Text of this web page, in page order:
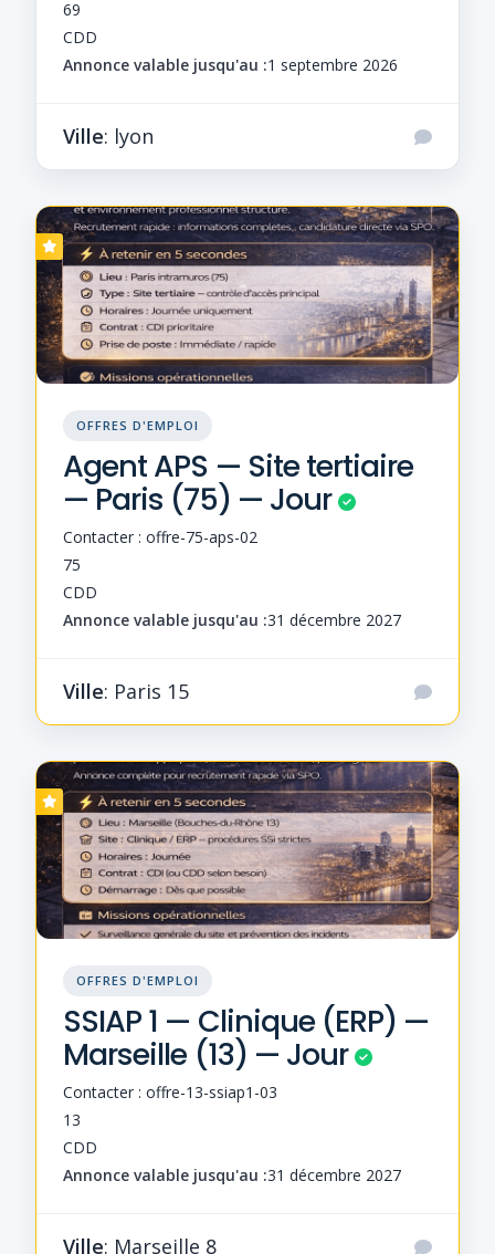
69
CDD
Annonce valable jusqu'au :1 septembre 2026
Ville: lyon
OFFRES D'EMPLOI
Agent APS — Site tertiaire
— Paris (75) — Jour
Contacter : offre-75-aps-02
75
CDD
Annonce valable jusqu'au :31 décembre 2027
Ville: Paris 15
OFFRES D'EMPLOI
SSIAP 1 — Clinique (ERP) —
Marseille (13) — Jour
Contacter : offre-13-ssiap1-03
13
CDD
Annonce valable jusqu'au :31 décembre 2027
Ville: Marseille 8